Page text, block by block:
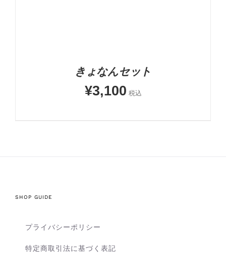
きょなんセット
¥3,100 税込
SHOP GUIDE
プライバシーポリシー
特定商取引法に基づく表記